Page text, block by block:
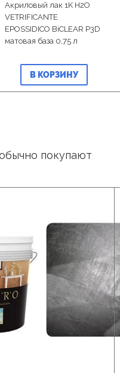
Акриловый лак 1K H2O
VETRIFICANTE
EPOSSIDICO BiCLEAR P3D
матовая база 0,75 л
В КОРЗИНУ
покупают